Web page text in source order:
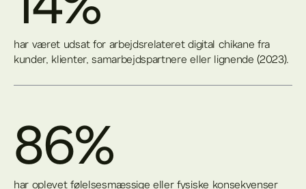
har været udsat for arbejdsrelateret digital chikane fra
kunder, klienter, samarbejdspartnere eller lignende (2023).
86%
har oplevet følelsesmæssige eller fysiske konsekvenser